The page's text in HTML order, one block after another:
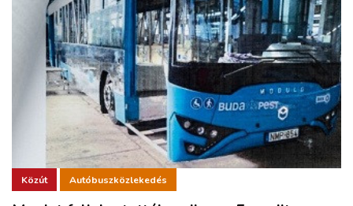
Közút Autóbuszközlekedés